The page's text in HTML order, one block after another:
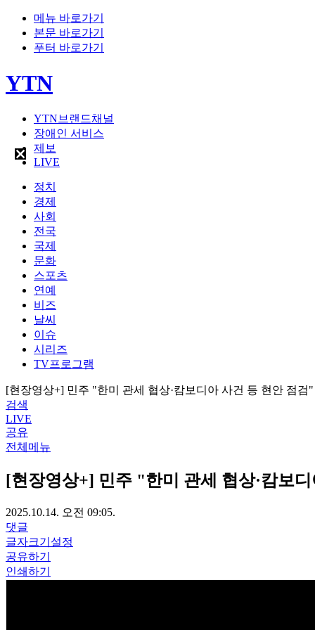
메뉴 바로가기
본문 바로가기
푸터 바로가기
YTN
YTN브랜드채널
장애인 서비스
제보
LIVE
정치
경제
사회
전국
국제
문화
스포츠
연예
비즈
날씨
이슈
시리즈
TV프로그램
[현장영상+] 민주 "한미 관세 협상·캄보디아 사건 등 현안 점검"
검색
LIVE
공유
전체메뉴
[현장영상+] 민주 "한미 관세 협상·캄보
2025.10.14. 오전 09:05.
댓글
글자크기설정
공유하기
인쇄하기